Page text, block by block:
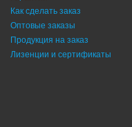
Как сделать заказ
Оптовые заказы
Продукция на заказ
Лизенции и сертификаты